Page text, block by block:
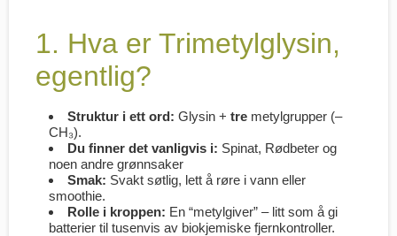
1. Hva er Trimetylglysin,
egentlig?
Struktur i ett ord: Glysin + tre metylgrupper (–
CH₃).
Du finner det vanligvis i: Spinat, Rødbeter og
noen andre grønnsaker
Smak: Svakt søtlig, lett å røre i vann eller
smoothie.
Rolle i kroppen: En “metylgiver” – litt som å gi
batterier til tusenvis av biokjemiske fjernkontroller.